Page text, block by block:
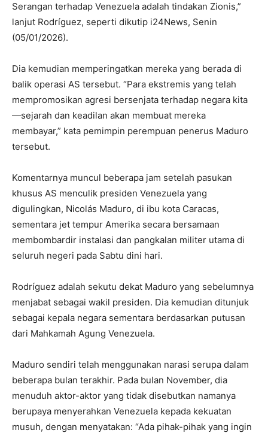
Serangan terhadap Venezuela adalah tindakan Zionis,”
lanjut Rodríguez, seperti dikutip i24News, Senin
(05/01/2026).
Dia kemudian memperingatkan mereka yang berada di
balik operasi AS tersebut. “Para ekstremis yang telah
mempromosikan agresi bersenjata terhadap negara kita
—sejarah dan keadilan akan membuat mereka
membayar,” kata pemimpin perempuan penerus Maduro
tersebut.
Komentarnya muncul beberapa jam setelah pasukan
khusus AS menculik presiden Venezuela yang
digulingkan, Nicolás Maduro, di ibu kota Caracas,
sementara jet tempur Amerika secara bersamaan
membombardir instalasi dan pangkalan militer utama di
seluruh negeri pada Sabtu dini hari.
Rodríguez adalah sekutu dekat Maduro yang sebelumnya
menjabat sebagai wakil presiden. Dia kemudian ditunjuk
sebagai kepala negara sementara berdasarkan putusan
dari Mahkamah Agung Venezuela.
Maduro sendiri telah menggunakan narasi serupa dalam
beberapa bulan terakhir. Pada bulan November, dia
menuduh aktor-aktor yang tidak disebutkan namanya
berupaya menyerahkan Venezuela kepada kekuatan
musuh, dengan menyatakan: “Ada pihak-pihak yang ingin